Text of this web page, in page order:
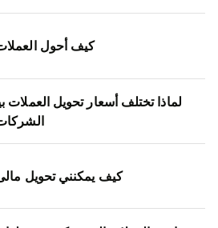
كيف أحول العملات؟
لماذا تختلف أسعار تحويل العملات بين
الشركات؟
كيف يمكنني تحويل مالى؟